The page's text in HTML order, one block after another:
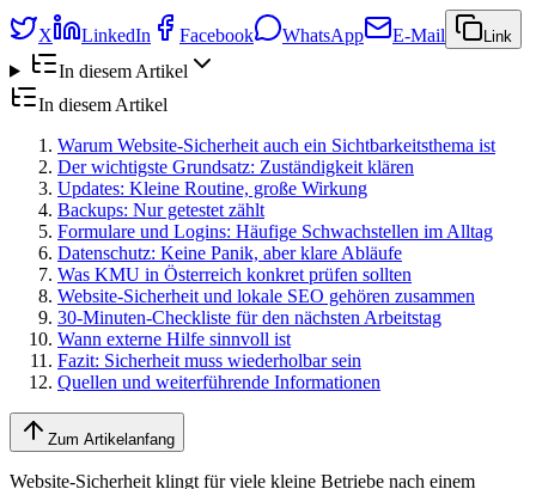
X LinkedIn Facebook WhatsApp E-Mail Link
In diesem Artikel
In diesem Artikel
Warum Website-Sicherheit auch ein Sichtbarkeitsthema ist
Der wichtigste Grundsatz: Zuständigkeit klären
Updates: Kleine Routine, große Wirkung
Backups: Nur getestet zählt
Formulare und Logins: Häufige Schwachstellen im Alltag
Datenschutz: Keine Panik, aber klare Abläufe
Was KMU in Österreich konkret prüfen sollten
Website-Sicherheit und lokale SEO gehören zusammen
30-Minuten-Checkliste für den nächsten Arbeitstag
Wann externe Hilfe sinnvoll ist
Fazit: Sicherheit muss wiederholbar sein
Quellen und weiterführende Informationen
Zum Artikelanfang
Website-Sicherheit klingt für viele kleine Betriebe nach einem